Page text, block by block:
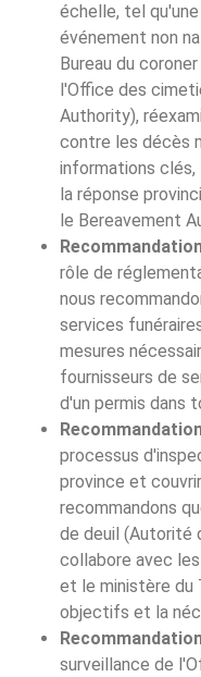
échelle, tel
événement non
Bureau du
l'Office des
Authority),
contre les décès
informations
la réponse
le Bereavement
rôle de
nous
services
mesures
fournisseurs de
d'un permis dans
processus
province et
recommandons
de deuil (Autorité
collabore avec
et le ministère du
objectifs et la
surveillance de